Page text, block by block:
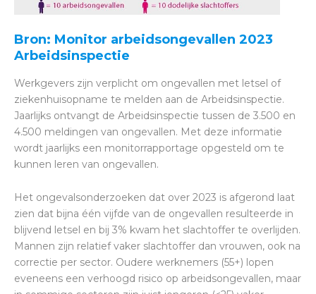
Bron: Monitor arbeidsongevallen 2023
Arbeidsinspectie
Werkgevers zijn verplicht om ongevallen met letsel of
ziekenhuisopname te melden aan de Arbeidsinspectie.
Jaarlijks ontvangt de Arbeidsinspectie tussen de 3.500 en
4.500 meldingen van ongevallen. Met deze informatie
wordt jaarlijks een monitorrapportage opgesteld om te
kunnen leren van ongevallen.
Het ongevalsonderzoeken dat over 2023 is afgerond laat
zien dat bijna één vijfde van de ongevallen resulteerde in
blijvend letsel en bij 3% kwam het slachtoffer te overlijden.
Mannen zijn relatief vaker slachtoffer dan vrouwen, ook na
correctie per sector. Oudere werknemers (55+) lopen
eveneens een verhoogd risico op arbeidsongevallen, maar